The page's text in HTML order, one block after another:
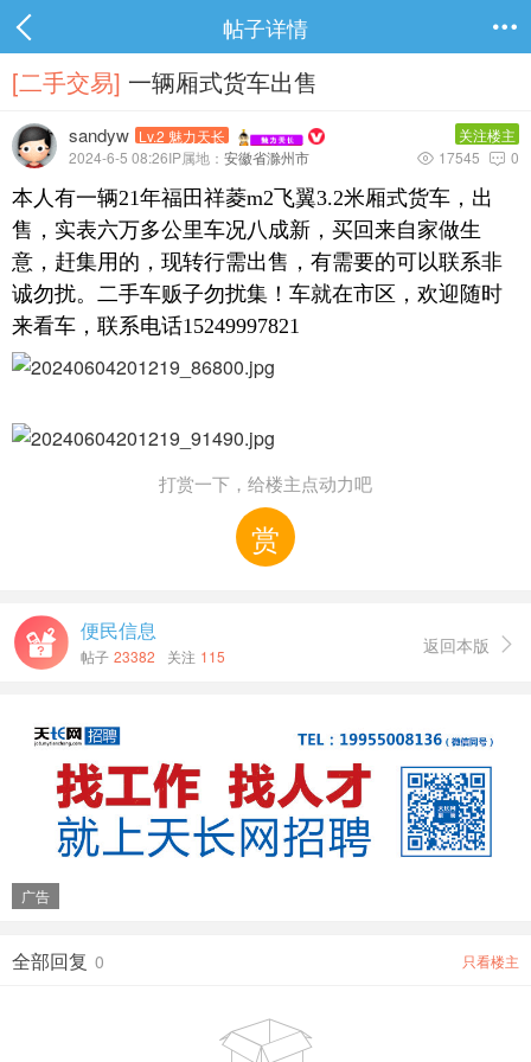
帖子详情 
[二手交易] 一辆厢式货车出售
sandyw Lv.2 魅力天长
关注楼主
2024-6-5 08:26IP属地： 安徽省滁州市  0
 17545
本人有一辆21年福田祥菱m2飞翼3.2米厢式货车，出
售，实表六万多公里车况八成新，买回来自家做生
意，赶集用的，现转行需出售，有需要的可以联系非
诚勿扰。二手车贩子勿扰集！车就在市区，欢迎随时
来看车，联系电话15249997821
打赏一下，给楼主点动力吧
赏
便民信息
帖子 23382 关注 115 返回本版 
广告
全部回复 0 只看楼主